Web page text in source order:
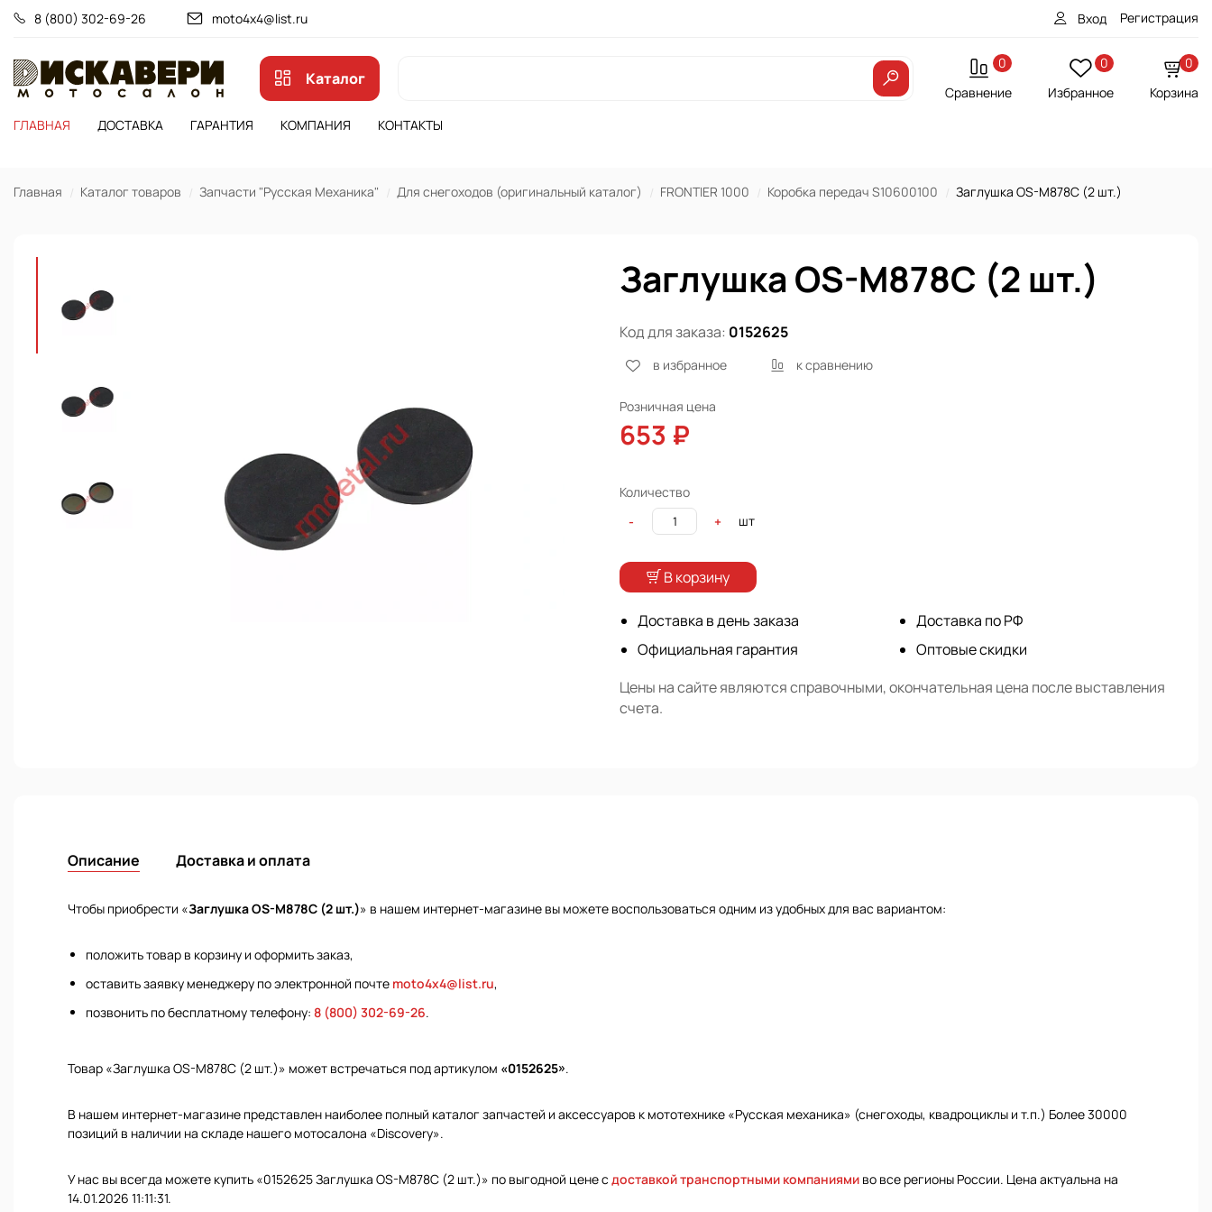
8 (800) 302-69-26 moto4x4@list.ru Вход Регистрация
Каталог
0
Сравнение
0
Избранное
0
Корзина
ГЛАВНАЯ
ДОСТАВКА ГАРАНТИЯ КОМПАНИЯ КОНТАКТЫ
Главная Каталог товаров Запчасти "Русская Механика" Для снегоходов (оригинальный каталог) FRONTIER 1000 Коробка передач S10600100 Заглушка OS-M878C (2 шт.)
Заглушка OS-M878C (2 шт.)
Код для заказа: 0152625
в избранное к сравнению
Розничная цена
653 ₽
Количество
-
+ шт
В корзину
Доставка в день заказа
Официальная гарантия
Доставка по РФ
Оптовые скидки
Цены на сайте являются справочными, окончательная цена после выставления
счета.
Описание Доставка и оплата
Чтобы приобрести «Заглушка OS-M878C (2 шт.)» в нашем интернет-магазине вы можете воспользоваться одним из удобных для вас вариантом:
положить товар в корзину и оформить заказ,
оставить заявку менеджеру по электронной почте moto4x4@list.ru,
позвонить по бесплатному телефону: 8 (800) 302-69-26.
Товар «Заглушка OS-M878C (2 шт.)» может встречаться под артикулом «0152625».
В нашем интернет-магазине представлен наиболее полный каталог запчастей и аксессуаров к мототехнике «Русская механика» (снегоходы, квадроциклы и т.п.) Более 30000
позиций в наличии на складе нашего мотосалона «Discovery».
У нас вы всегда можете купить «0152625 Заглушка OS-M878C (2 шт.)» по выгодной цене с доставкой транспортными компаниями во все регионы России. Цена актуальна на
14.01.2026 11:11:31.